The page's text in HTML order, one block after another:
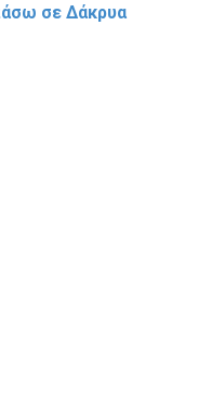
σε Δάκρυα